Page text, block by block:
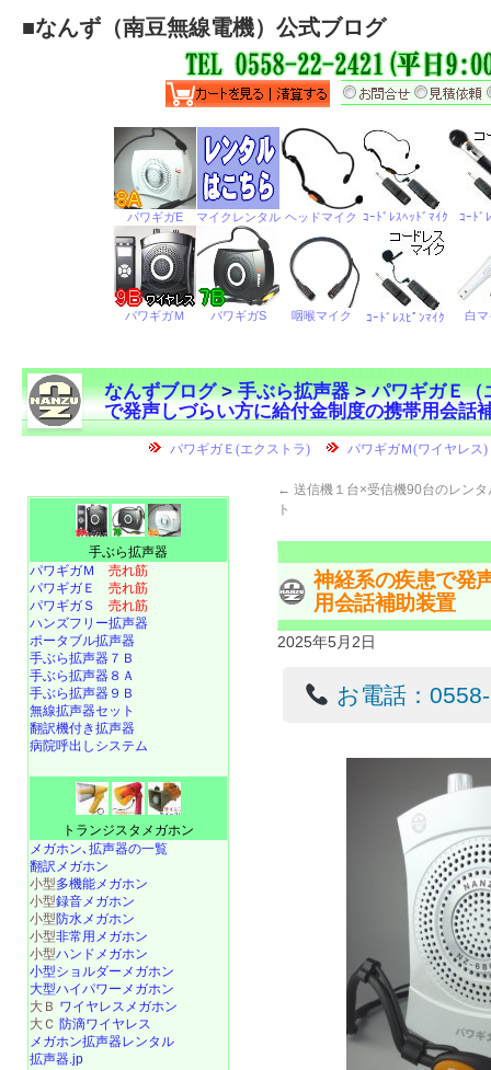
■なんず（南豆無線電機）公式ブログ
なんずブログ>手ぶら拡声器>パワギガＥ（
で発声しづらい方に給付金制度の携帯用会話
← 送信機１台×受信機90台のレンタ
ト
神経系の疾患で発
用会話補助装置
2025年5月2日
お電話：
手ぶら拡声器
パワギガＭ 売れ筋
パワギガＥ 売れ筋
パワギガＳ 売れ筋
ハンズフリー拡声器
ポータブル拡声器
手ぶら拡声器７Ｂ
手ぶら拡声器８Ａ
手ぶら拡声器９Ｂ
無線拡声器セット
翻訳機付き拡声器
病院呼出しシステム
トランジスタメガホン
メガホン､拡声器の一覧
翻訳メガホン
小型多機能メガホン
小型録音メガホン
小型防水メガホン
小型非常用メガホン
小型ハンドメガホン
小型ショルダーメガホン
大型ハイパワーメガホン
大Ｂ ワイヤレスメガホン
大Ｃ 防滴ワイヤレス
メガホン拡声器レンタル
拡声器.jp